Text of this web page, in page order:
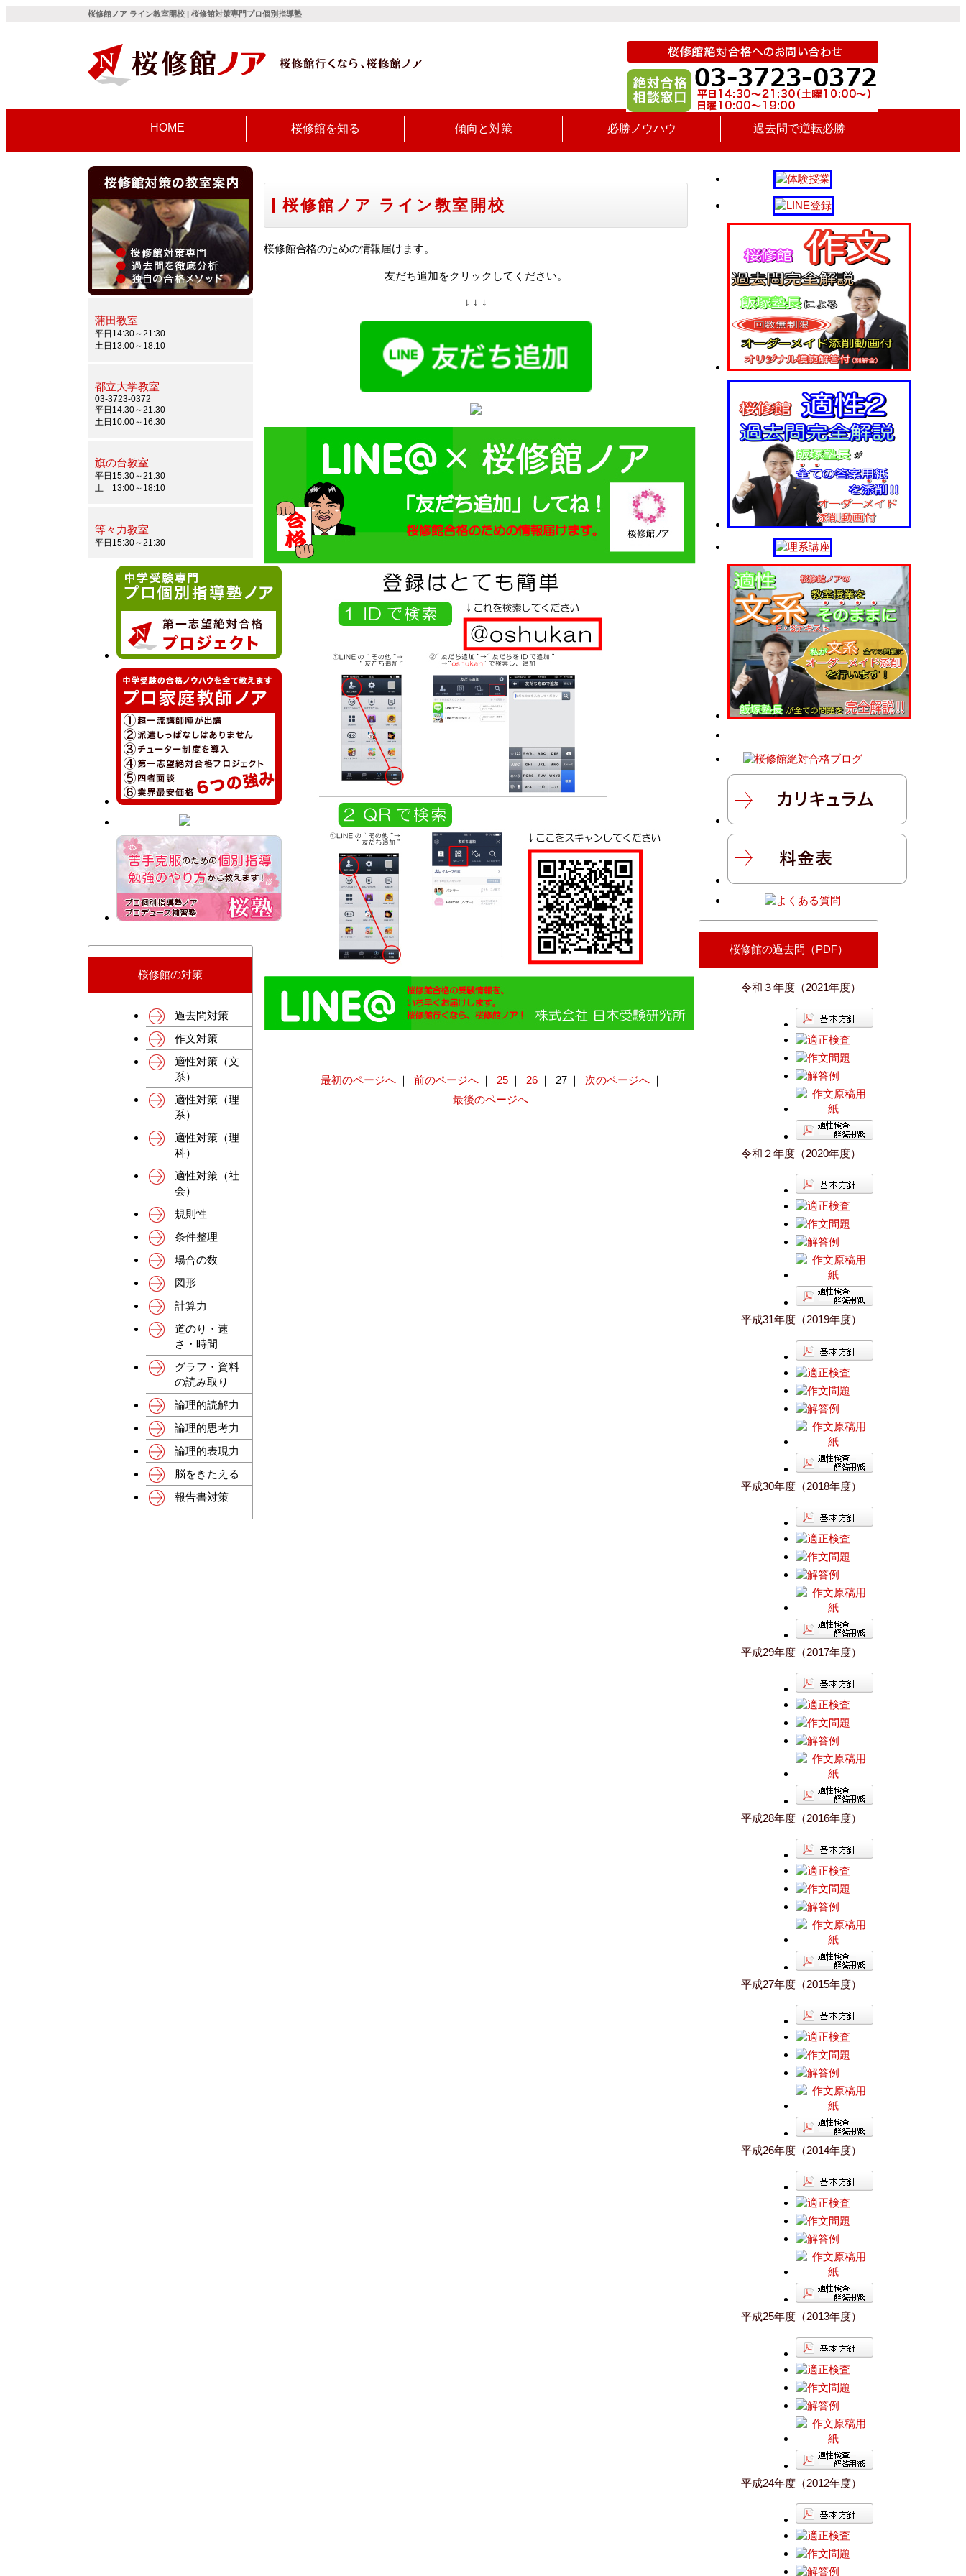
桜修館ノア ライン教室開校 | 桜修館対策専門プロ個別指導塾
HOME 桜修館を知る 傾向と対策 必勝ノウハウ 過去問で逆転必勝
桜修館ノア ライン教室開校
桜修館合格のための情報届けます。
友だち追加をクリックしてください。
↓ ↓ ↓
最初のページへ 前のページへ 25 26 27 次のページへ
最後のページへ
蒲田教室
平日14:30～21:30
土日13:00～18:10
都立大学教室
03-3723-0372
平日14:30～21:30
土日10:00～16:30
旗の台教室
平日15:30～21:30
土 13:00～18:10
等々力教室
平日15:30～21:30
桜修館の対策
過去問対策
作文対策
適性対策（文
系）
適性対策（理
系）
適性対策（理
科）
適性対策（社
会）
規則性
条件整理
場合の数
図形
計算力
道のり・速
さ・時間
グラフ・資料
の読み取り
論理的読解力
論理的思考力
論理的表現力
脳をきたえる
報告書対策
桜修館の過去問（PDF）
令和３年度（2021年度）
令和２年度（2020年度）
平成31年度（2019年度）
平成30年度（2018年度）
平成29年度（2017年度）
平成28年度（2016年度）
平成27年度（2015年度）
平成26年度（2014年度）
平成25年度（2013年度）
平成24年度（2012年度）